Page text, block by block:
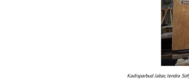
Kadisparbud Jabar,Iendra